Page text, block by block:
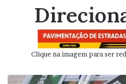
Clique na imagem para ser